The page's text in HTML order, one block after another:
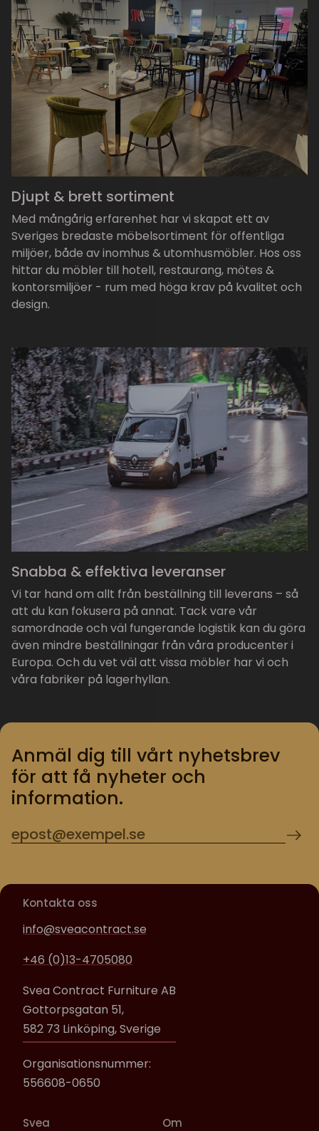
Djupt & brett sortiment
Med mångårig erfarenhet har vi skapat ett av
Sveriges bredaste möbelsortiment för offentliga
miljöer, både av inomhus & utomhusmöbler. Hos oss
hittar du möbler till hotell, restaurang, mötes &
kontorsmiljöer - rum med höga krav på kvalitet och
design.
Snabba & effektiva leveranser
Vi tar hand om allt från beställning till leverans – så
att du kan fokusera på annat. Tack vare vår
samordnade och väl fungerande logistik kan du göra
även mindre beställningar från våra producenter i
Europa. Och du vet väl att vissa möbler har vi och
våra fabriker på lagerhyllan.
Anmäl dig till vårt nyhetsbrev
för att få nyheter och
information.
Kontakta oss
info@sveacontract.se
+46 (0)13-4705080
Svea Contract Furniture AB
Gottorpsgatan 51,
582 73 Linköping, Sverige
Organisationsnummer:
556608-0650
Svea Om